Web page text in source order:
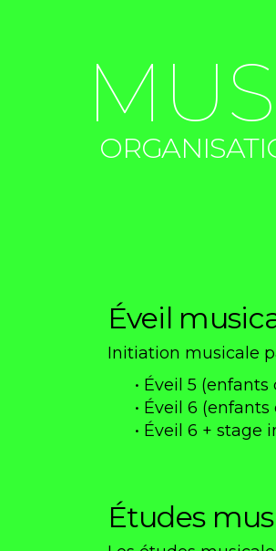
Éveil
Initiation musicale
• Éveil 5
• Éveil 6 (enfants
• Éveil 6 +
Études